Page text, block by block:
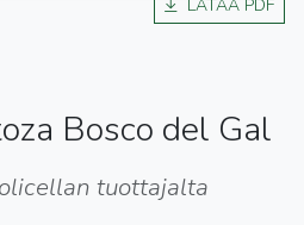
LATAA PDF
Bosco del Gal
tuottajalta